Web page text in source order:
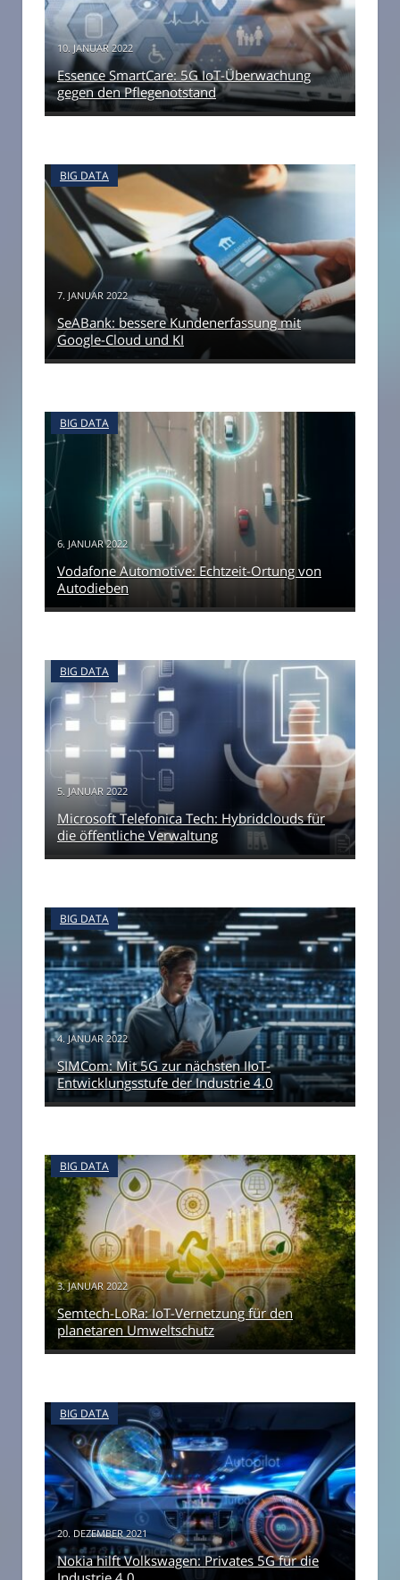
10. JANUAR 2022
Essence SmartCare: 5G IoT-Überwachung
gegen den Pflegenotstand
BIG DATA
7. JANUAR 2022
SeABank: bessere Kundenerfassung mit
Google-Cloud und KI
BIG DATA
6. JANUAR 2022
Vodafone Automotive: Echtzeit-Ortung von
Autodieben
BIG DATA
5. JANUAR 2022
Microsoft Telefonica Tech: Hybridclouds für
die öffentliche Verwaltung
BIG DATA
4. JANUAR 2022
SIMCom: Mit 5G zur nächsten IIoT-
Entwicklungsstufe der Industrie 4.0
BIG DATA
3. JANUAR 2022
Semtech-LoRa: IoT-Vernetzung für den
planetaren Umweltschutz
BIG DATA
20. DEZEMBER 2021
Nokia hilft Volkswagen: Privates 5G für die